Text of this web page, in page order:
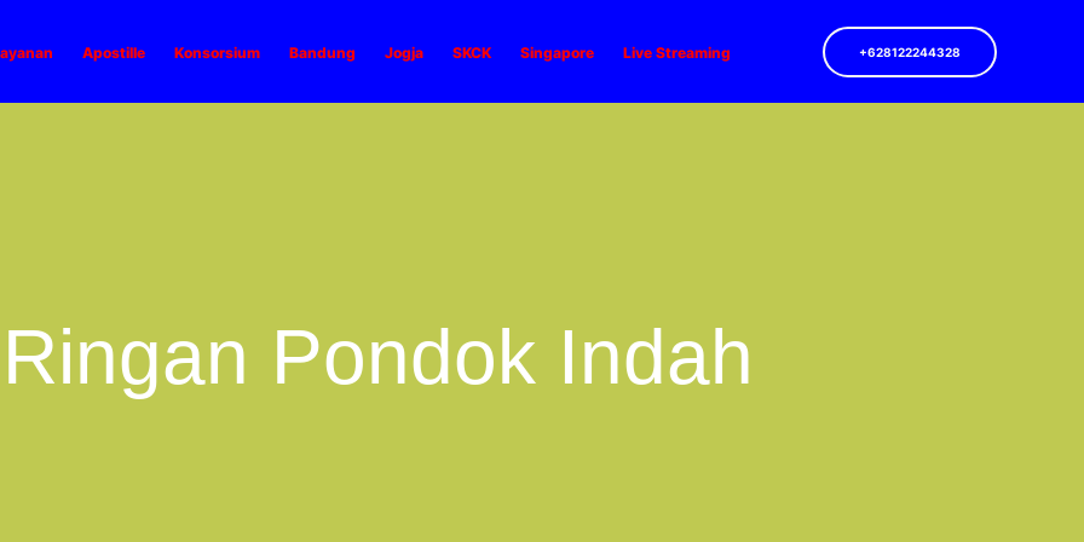
Apostille Konsorsium Bandung Jogja SKCK Singapore Live Streaming +628122244328
Pondok Indah